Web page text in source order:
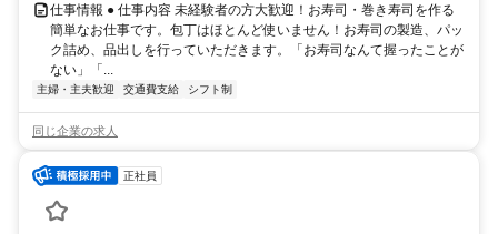
仕事情報 ● 仕事内容 未経験者の方大歓迎！お寿司・巻き寿司を作る
簡単なお仕事です。包丁はほとんど使いません！お寿司の製造、パッ
ク詰め、品出しを行っていただきます。「お寿司なんて握ったことが
ない」「...
主婦・主夫歓迎 交通費支給 シフト制
同じ企業の求人
正社員